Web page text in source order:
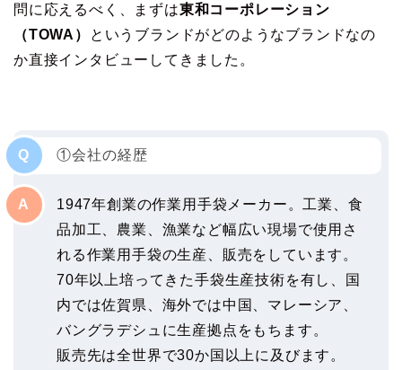
問に応えるべく、まずは東和コーポレーション
（TOWA）
というブランドがどのようなブランドなの
か直接インタビューしてきました。
①会社の経歴
1947年創業の作業用手袋メーカー。工業、食
品加工、農業、漁業など幅広い現場で使用さ
れる作業用手袋の生産、販売をしています。
70年以上培ってきた手袋生産技術を有し、国
内では佐賀県、海外では中国、マレーシア、
バングラデシュに生産拠点をもちます。
販売先は全世界で30か国以上に及びます。